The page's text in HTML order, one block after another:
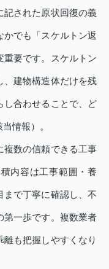
記された原状回復の義
でも「スケルトン返
重要です。スケルトン
、建物構造体だけを残
し合わせることで、ど
情報）。
複数の信頼できる工事
内容は工事範囲・養
まで丁寧に確認し、不
第一歩です。複数業者
も把握しやすくなり